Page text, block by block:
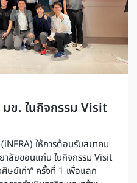
ข. ในกิจกรรม Visit
ให้การต้อนรับสมาคม
าลัยขอนแก่น ในกิจกรรม Visit
ษย์เก่า” ครั้งที่ 1 เพื่อแลก